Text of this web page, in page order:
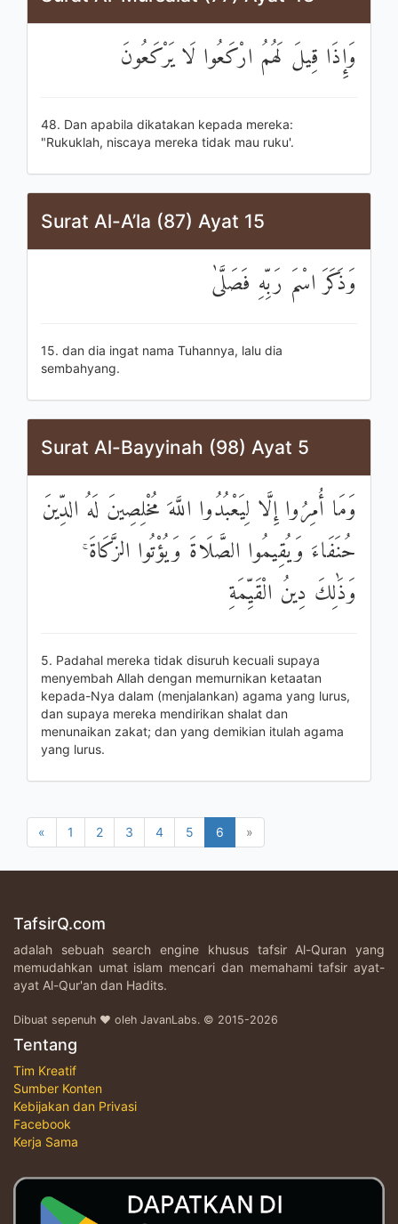
وَإِذَا قِيلَ لَهُمُ ارْكَعُوا لَا يَرْكَعُونَ
48. Dan apabila dikatakan kepada mereka:
"Rukuklah, niscaya mereka tidak mau ruku'.
Surat Al-A’la (87) Ayat 15
وَذَكَرَ اسْمَ رَبِّهِ فَصَلَّىٰ
15. dan dia ingat nama Tuhannya, lalu dia
sembahyang.
Surat Al-Bayyinah (98) Ayat 5
وَمَا أُمِرُوا إِلَّا لِيَعْبُدُوا اللَّهَ مُخْلِصِينَ لَهُ الدِّينَ
حُنَفَاءَ وَيُقِيمُوا الصَّلَاةَ وَيُؤْتُوا الزَّكَاةَ ۚ
وَذَٰلِكَ دِينُ الْقَيِّمَةِ
5. Padahal mereka tidak disuruh kecuali supaya
menyembah Allah dengan memurnikan ketaatan
kepada-Nya dalam (menjalankan) agama yang lurus,
dan supaya mereka mendirikan shalat dan
menunaikan zakat; dan yang demikian itulah agama
yang lurus.
« 1 2 3 4 5 6 »
TafsirQ.com
adalah sebuah search engine khusus tafsir Al-Quran yang
memudahkan umat islam mencari dan memahami tafsir ayat-
ayat Al-Qur'an dan Hadits.
Dibuat sepenuh ♥ oleh JavanLabs. © 2015-2026
Tentang
Tim Kreatif
Sumber Konten
Kebijakan dan Privasi
Facebook
Kerja Sama